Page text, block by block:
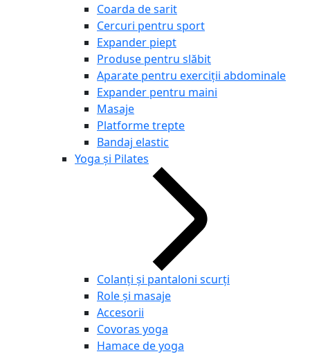
Coarda de sarit
Cercuri pentru sport
Expander piept
Produse pentru slăbit
Aparate pentru exerciții abdominale
Expander pentru maini
Masaje
Platforme trepte
Bandaj elastic
Yoga și Pilates
Colanți și pantaloni scurți
Role și masaje
Accesorii
Covoras yoga
Hamace de yoga